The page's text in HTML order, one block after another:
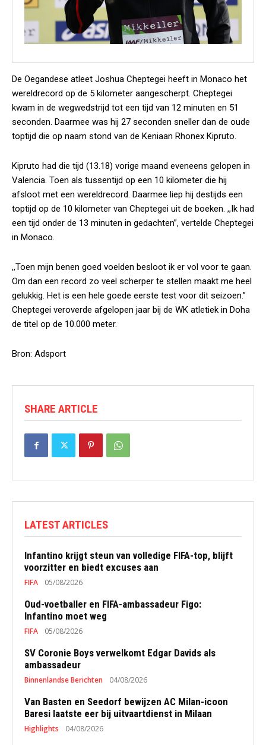
De Oegandese atleet Joshua Cheptegei heeft in Monaco het
wereldrecord op de 5 kilometer aangescherpt. Cheptegei
kwam in de wegwedstrijd tot een tijd van 12 minuten en 51
seconden. Daarmee was hij 27 seconden sneller dan de oude
toptijd die op naam stond van de Keniaan Rhonex Kipruto.
Kipruto had die tijd (13.18) vorige maand eveneens gelopen in
Valencia. Toen als tussentijd op een 10 kilometer die hij
afsloot met een wereldrecord. Daarmee liep hij destijds een
toptijd op de 10 kilometer van Cheptegei uit de boeken. ,,Ik had
een tijd onder de 13 minuten in gedachten”, vertelde Cheptegei
in Monaco.
,,Toen mijn benen goed voelden besloot ik er vol voor te gaan.
Om dan een record zo veel scherper te stellen maakt me heel
gelukkig. Het is een hele goede eerste test voor dit seizoen.”
Cheptegei veroverde afgelopen jaar bij de WK atletiek in Doha
de titel op de 10.000 meter.
Bron: Adsport
SHARE ARTICLE
LATEST ARTICLES
Infantino krijgt steun van volledige FIFA-top, blijft
voorzitter en biedt excuses aan
FIFA 05/08/2026
Oud-voetballer en FIFA-ambassadeur Figo:
Infantino moet weg
FIFA 05/08/2026
SV Coronie Boys verwelkomt Edgar Davids als
ambassadeur
Binnenlandse Berichten 04/08/2026
Van Basten en Seedorf bewijzen AC Milan-icoon
Baresi laatste eer bij uitvaartdienst in Milaan
Highlights 04/08/2026